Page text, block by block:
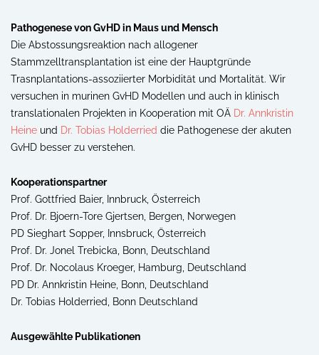
Pathogenese von GvHD in Maus und Mensch
Die Abstossungsreaktion nach allogener
Stammzelltransplantation ist eine der Hauptgründe
Trasnplantations-assoziierter Morbidität und Mortalität. Wir
versuchen in murinen GvHD Modellen und auch in klinisch
translationalen Projekten in Kooperation mit OÄ Dr. Annkristin
Heine und Dr. Tobias Holderried die Pathogenese der akuten
GvHD besser zu verstehen.
Kooperationspartner
Prof. Gottfried Baier, Innbruck, Österreich
Prof. Dr. Bjoern-Tore Gjertsen, Bergen, Norwegen
PD Sieghart Sopper, Innsbruck, Österreich
Prof. Dr. Jonel Trebicka, Bonn, Deutschland
Prof. Dr. Nocolaus Kroeger, Hamburg, Deutschland
PD Dr. Annkristin Heine, Bonn, Deutschland
Dr. Tobias Holderried, Bonn Deutschland
Ausgewählte Publikationen